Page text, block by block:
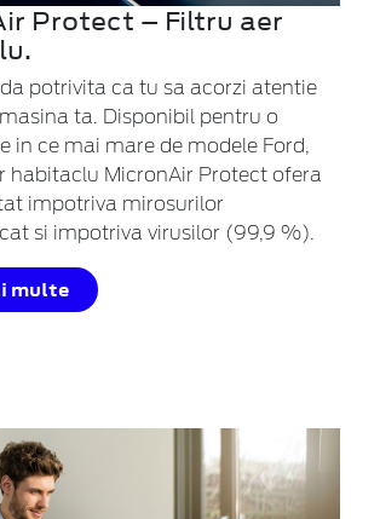
Protect – Filtru aer
potrivita ca tu sa acorzi atentie
ta. Disponibil pentru o
in ce mai mare de modele Ford,
habitaclu MicronAir Protect ofera
impotriva mirosurilor
si impotriva virusilor (99,9 %).
multe